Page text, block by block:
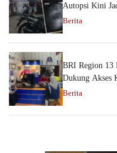
Autopsi Kini
Berita
BRI Region 13
Dukung Akses
Berita